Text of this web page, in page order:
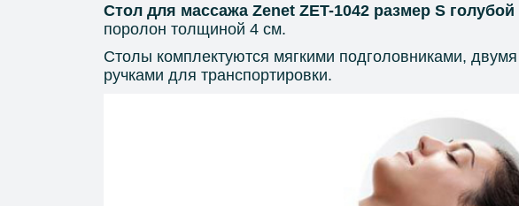
Стол для массажа Zenet ZET-1042 размер S голубой
поролон толщиной 4 см.
Столы комплектуются мягкими подголовниками,
ручками для транспортировки.